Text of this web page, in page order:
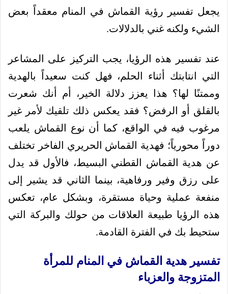
يجعل تفسير رؤية القماش في المنام معقداً بعض
الشيء ولكنه غني بالدلالات.
عند تفسير هذه الرؤيا، يجب التركيز على المشاعر
التي انتابتك أثناء الحلم، فهل كنت سعيداً بالهدية
وممتنًا لها؟ هذا يعزز دلالة الخير، أم أنك شعرت
بالقلق أو الرفض؟ فقد يعكس ذلك تلقيك لأمر غير
مرغوب فيه في الواقع، كما أن نوع القماش يلعب
دوراً محورياً؛ فهدية القماش الحريري الفاخر تختلف
عن هدية القماش القطني البسيط، فالأول قد يدل
على رزق وفير ورفاهية، بينما الثاني قد يشير إلى
منفعة عملية وحياة مستقرة، وبشكل عام، تعكس
هذه الرؤيا طبيعة العلاقات من حولك والبركة التي
ستحيط بك في الفترة القادمة.
تفسير هدية القماش في المنام للمرأة
المتزوجة والعزباء